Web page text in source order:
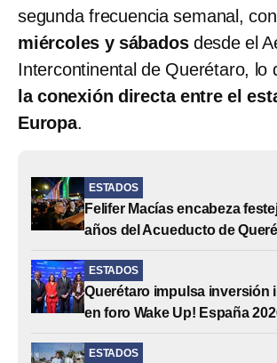
segunda frecuencia semanal,
miércoles y sábadosdesde el
Intercontinental de Querétaro, lo
la conexión directa entre el
Europa.
ESTADOS
Felifer Macías encabeza
años del Acueducto de
ESTADOS
Querétaro impulsa inversión
en foro Wake Up! España
ESTADOS